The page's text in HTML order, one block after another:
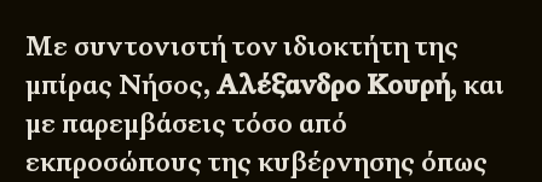
Με συντονιστή τον ιδιοκτήτη της
μπίρας Νήσος,Αλέξανδρο Κουρή, και
με παρεμβάσεις τόσο από
εκπροσώπους της κυβέρνησης όπως